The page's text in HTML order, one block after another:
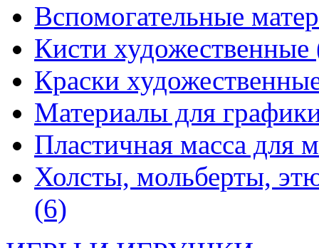
Вспомогательные
Кисти художественные
Краски
Материалы для
Пластичная масса для
Холсты, мольберты,
(6)